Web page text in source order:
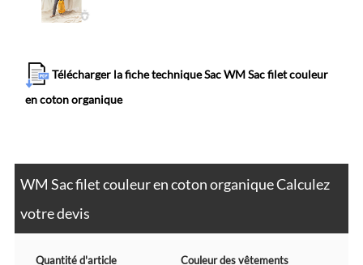
Télécharger la fiche technique Sac WM Sac filet couleur
en coton organique
WM Sac filet couleur en coton organique Calculez
votre devis
Quantité d'article Couleur des vêtements